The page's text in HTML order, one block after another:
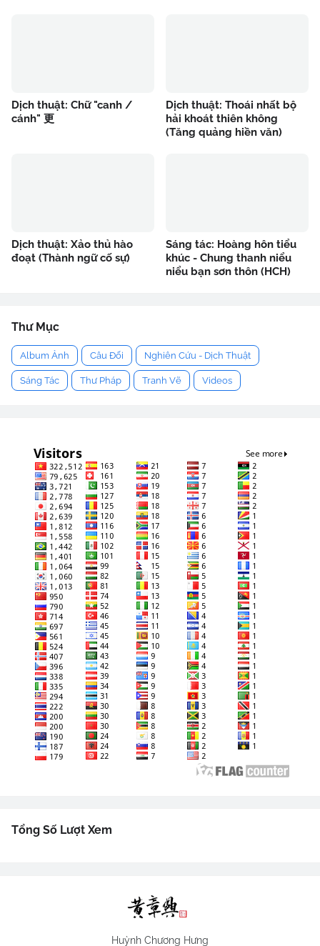
Dịch thuật: Chữ "canh /
cánh" 更
Dịch thuật: Thoái nhất bộ
hải khoát thiên không
(Tăng quảng hiền văn)
Dịch thuật: Xảo thủ hào
đoạt (Thành ngữ cố sự)
Sáng tác: Hoàng hôn tiểu
khúc - Chung thanh niểu
niểu bạn sơn thôn (HCH)
Thư Mục
Album Ảnh Câu Đối Nghiên Cứu - Dịch Thuật
Sáng Tác Thư Pháp Tranh Vẽ Videos
Tổng Số Lượt Xem
Huỳnh Chương Hưng